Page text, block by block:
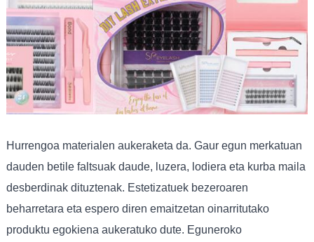
Hurrengoa materialen aukeraketa da. Gaur egun merkatuan
dauden betile faltsuak daude, luzera, lodiera eta kurba maila
desberdinak dituztenak. Estetizatuek bezeroaren
beharretara eta espero diren emaitzetan oinarritutako
produktu egokiena aukeratuko dute. Eguneroko